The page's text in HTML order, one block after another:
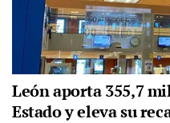
León aporta 355,7
Estado y eleva su